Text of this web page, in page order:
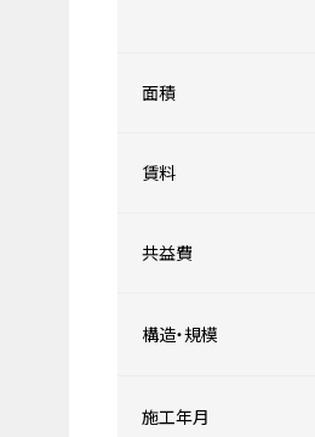
面積
賃料
共益費
構造・規模
施工年月